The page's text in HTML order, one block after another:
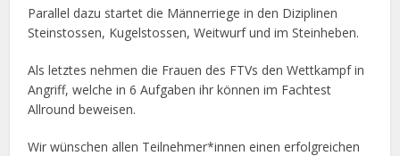
Parallel dazu startet die Männerriege in den Diziplinen
Steinstossen, Kugelstossen, Weitwurf und im Steinheben.
Als letztes nehmen die Frauen des FTVs den Wettkampf in
Angriff, welche in 6 Aufgaben ihr können im Fachtest
Allround beweisen.
Wir wünschen allen Teilnehmer*innen einen erfolgreichen